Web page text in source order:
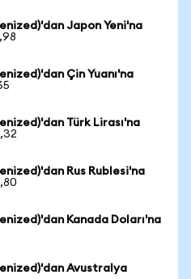
Japon Yeni'na
Çin Yuanı'na
Türk Lirası'na
Rus Rublesi'na
Kanada Doları'na
Avustralya